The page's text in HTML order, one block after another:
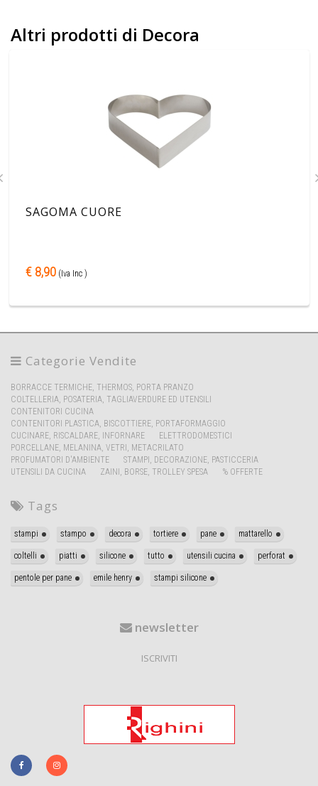
Altri prodotti di Decora
SAGOMA CUORE
€ 8,90(Iva Inc )
Categorie Vendite
BORRACCE TERMICHE, THERMOS, PORTA PRANZO
COLTELLERIA, POSATERIA, TAGLIAVERDURE ED UTENSILI
CONTENITORI CUCINA
CONTENITORI PLASTICA, BISCOTTIERE, PORTAFORMAGGIO
CUCINARE, RISCALDARE, INFORNARE
ELETTRODOMESTICI
PORCELLANE, MELANINA, VETRI, METACRILATO
PROFUMATORI D'AMBIENTE
STAMPI, DECORAZIONE, PASTICCERIA
UTENSILI DA CUCINA
ZAINI, BORSE, TROLLEY SPESA % OFFERTE
Tags
stampi stampo decora tortiere pane mattarello
coltelli piatti silicone tutto utensili cucina perforat
pentole per pane emile henry stampi silicone
newsletter
ISCRIVITI